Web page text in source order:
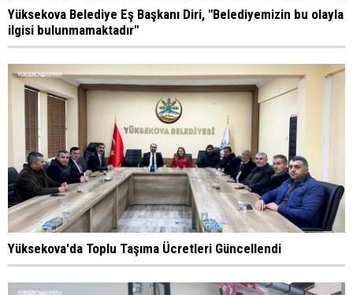
Yüksekova Belediye Eş Başkanı Diri, "Belediyemizin bu olayla
ilgisi bulunmamaktadır"
Yüksekova'da Toplu Taşıma Ücretleri Güncellendi